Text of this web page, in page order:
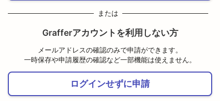
または
Grafferアカウントを利用しない方
メールアドレスの確認のみで申請ができます。
一時保存や申請履歴の確認など一部機能は使えません。
ログインせずに申請